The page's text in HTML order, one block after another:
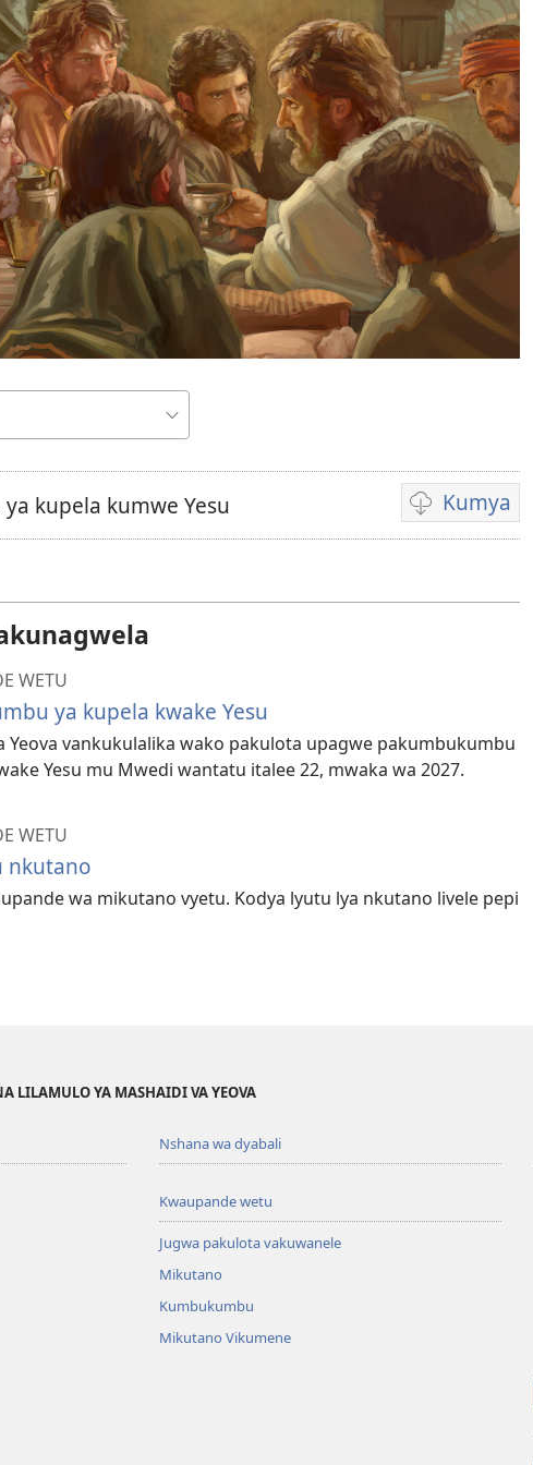
kupela kumwe Yesu Kumya
Dindila
dya
divideo
WETU
ya kupela kwake Yesu
Yeova vankukulalika wako pakulota upagwe pakumbukumbu
Yesu mu Mwedi wantatu italee 22, mwaka wa 2027.
WETU
nkutano
wa mikutano vyetu. Kodya lyutu lya nkutano livele pepi
LILAMULO YA MASHAIDI VA YEOVA
Nshana wa dyabali
Kwaupande wetu
Jugwa pakulota vakuwanele
Mikutano
Kumbukumbu
Mikutano Vikumene